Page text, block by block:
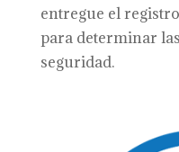
entregue el
para determinar
seguridad.